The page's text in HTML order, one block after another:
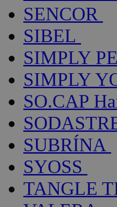
SENCOR
SIBEL
SIMPLY
SIMPLY
SO.CAP
SUBRÍNA
SYOSS
TANGLE